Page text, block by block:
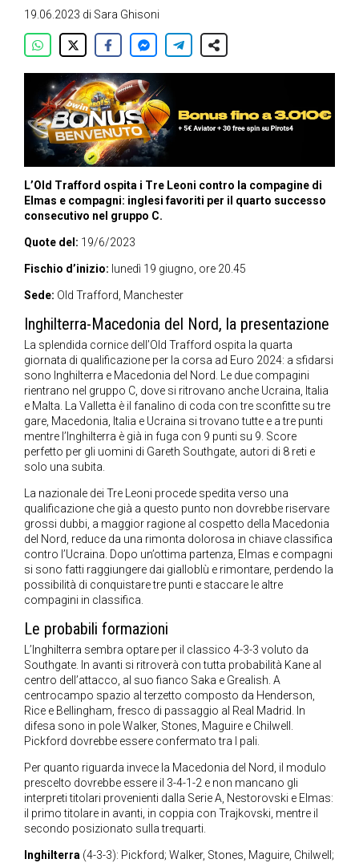
19.06.2023 di Sara Ghisoni
L’Old Trafford ospita i Tre Leoni contro la compagine di
Elmas e compagni: inglesi favoriti per il quarto successo
consecutivo nel gruppo C.
Quote del: 19/6/2023
Fischio d’inizio: lunedì 19 giugno, ore 20.45
Sede: Old Trafford, Manchester
Inghilterra-Macedonia del Nord, la presentazione
La splendida cornice dell’Old Trafford ospita la quarta
giornata di qualificazione per la corsa ad Euro 2024: a sfidarsi
sono Inghilterra e Macedonia del Nord. Le due compagini
rientrano nel gruppo C, dove si ritrovano anche Ucraina, Italia
e Malta. La Valletta è il fanalino di coda con tre sconfitte su tre
gare, Macedonia, Italia e Ucraina si trovano tutte e a tre punti
mentre l’Inghilterra è già in fuga con 9 punti su 9. Score
perfetto per gli uomini di Gareth Southgate, autori di 8 reti e
solo una subita.
La nazionale dei Tre Leoni procede spedita verso una
qualificazione che già a questo punto non dovrebbe riservare
grossi dubbi, a maggior ragione al cospetto della Macedonia
del Nord, reduce da una rimonta dolorosa in chiave classifica
contro l’Ucraina. Dopo un’ottima partenza, Elmas e compagni
si sono fatti raggiungere dai gialloblù e rimontare, perdendo la
possibilità di conquistare tre punti e staccare le altre
compagini in classifica.
Le probabili formazioni
L’Inghilterra sembra optare per il classico 4-3-3 voluto da
Southgate. In avanti si ritroverà con tutta probabilità Kane al
centro dell’attacco, al suo fianco Saka e Grealish. A
centrocampo spazio al terzetto composto da Henderson,
Rice e Bellingham, fresco di passaggio al Real Madrid. In
difesa sono in pole Walker, Stones, Maguire e Chilwell.
Pickford dovrebbe essere confermato tra I pali.
Per quanto riguarda invece la Macedonia del Nord, il modulo
prescelto dovrebbe essere il 3-4-1-2 e non mancano gli
interpreti titolari provenienti dalla Serie A, Nestorovski e Elmas:
il primo titolare in avanti, in coppia con Trajkovski, mentre il
secondo posizionato sulla trequarti.
Inghilterra (4-3-3): Pickford; Walker, Stones, Maguire, Chilwell;